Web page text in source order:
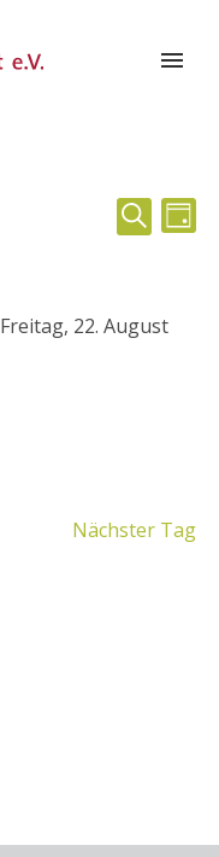
und
SUCHE
TAG
Freitag, 22. August
Nächster Tag